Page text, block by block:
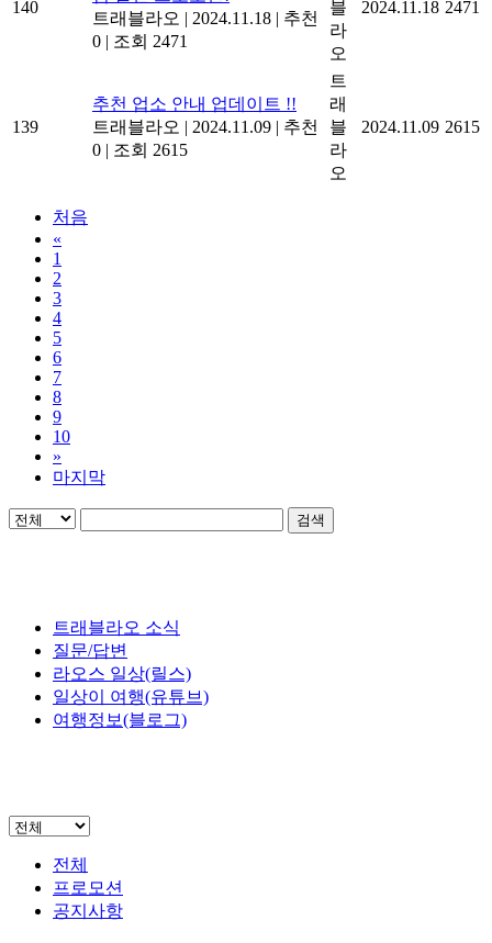
140
트래블라오 | 2024.11.18 | 추천
0 | 조회 2471
블
라
오
2024.11.18 2471
139
추천 업소 안내 업데이트 !!
트래블라오 | 2024.11.09 | 추천
0 | 조회 2615
트
래
블
라
오
2024.11.09 2615
처음
«
1
2
3
4
5
6
7
8
9
10
»
마지막
검색
트래블라오 소식
질문/답변
라오스 일상(릴스)
일상이 여행(유튜브)
여행정보(블로그)
전체
프로모션
공지사항